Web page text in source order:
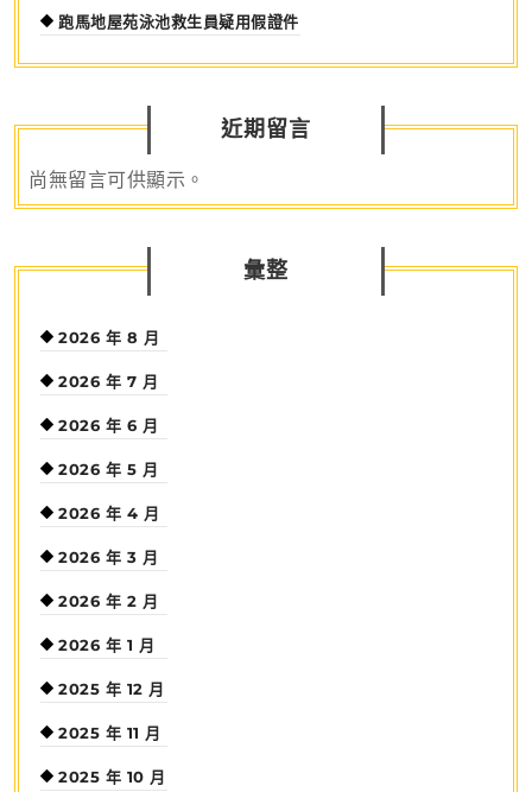
跑馬地屋苑泳池救生員疑用假證件
近期留言
尚無留言可供顯示。
彙整
2026 年 8 月
2026 年 7 月
2026 年 6 月
2026 年 5 月
2026 年 4 月
2026 年 3 月
2026 年 2 月
2026 年 1 月
2025 年 12 月
2025 年 11 月
2025 年 10 月